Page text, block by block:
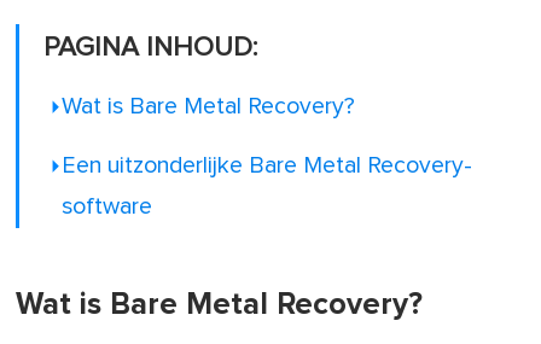
PAGINA INHOUD:
Wat is Bare Metal Recovery?
Een uitzonderlijke Bare Metal Recovery-
software
Wat is Bare Metal Recovery?